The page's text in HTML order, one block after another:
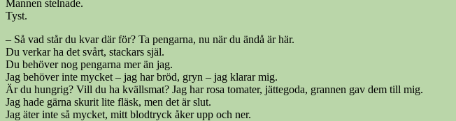
Mannen stelnade.
Tyst.
– Så vad står du kvar där för? Ta pengarna, nu när du ändå är här.
Du verkar ha det svårt, stackars själ.
Du behöver nog pengarna mer än jag.
Jag behöver inte mycket – jag har bröd, gryn – jag klarar mig.
Är du hungrig? Vill du ha kvällsmat? Jag har rosa tomater, jättegoda, grannen gav dem till mig.
Jag hade gärna skurit lite fläsk, men det är slut.
Jag äter inte så mycket, mitt blodtryck åker upp och ner.